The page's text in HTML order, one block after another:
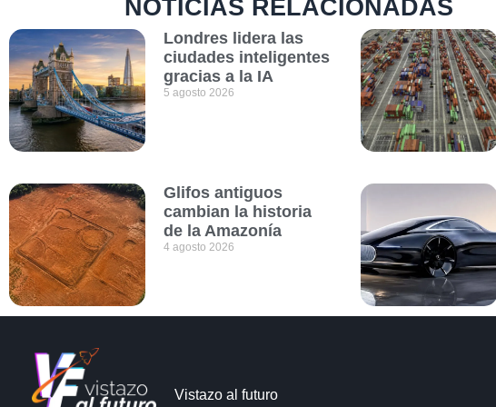
NOTICIAS RELACIONADAS
Londres lidera las
ciudades inteligentes
gracias a la IA
5 agosto 2026
Glifos antiguos
cambian la historia
de la Amazonía
4 agosto 2026
Vistazo al futuro